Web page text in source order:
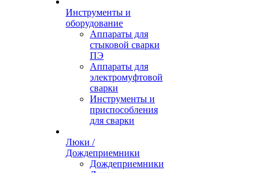
Инструменты и
оборудование
Аппараты для
стыковой сварки
ПЭ
Аппараты для
электромуфтовой
сварки
Инструменты и
приспособления
для сварки
Люки /
Дождеприемники
Дождеприемники